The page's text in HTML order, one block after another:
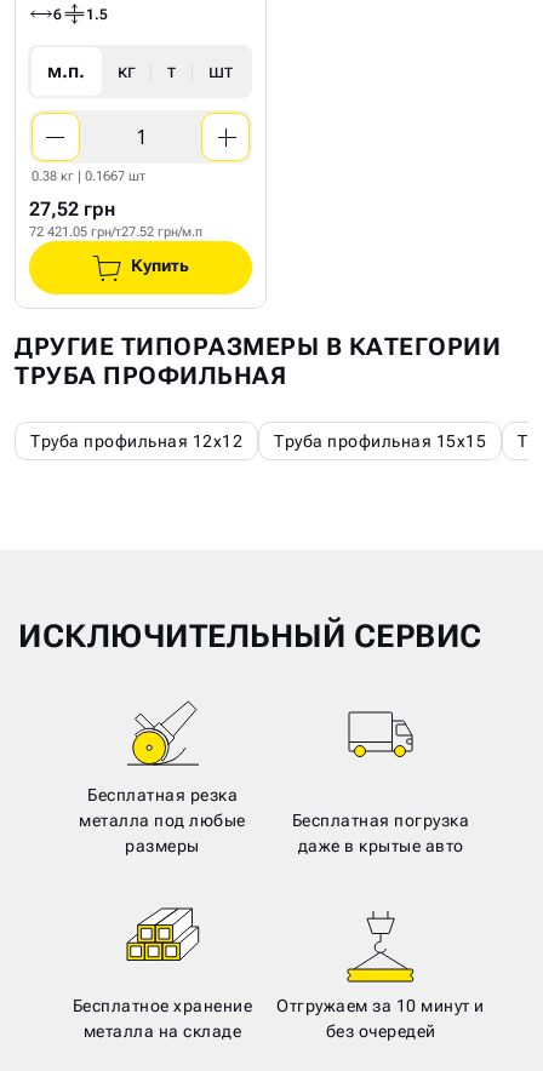
6 1.5
м.п. кг т шт
0.38 кг | 0.1667 шт
27,52 грн
72 421.05 грн/т27.52 грн/м.п
Купить
ДРУГИЕ ТИПОРАЗМЕРЫ В КАТЕГОРИИ
ТРУБА ПРОФИЛЬНАЯ
Труба профильная 12х12 Труба профильная 15х15
ИСКЛЮЧИТЕЛЬНЫЙ СЕРВИС
Бесплатная резка
металла под любые
размеры
Бесплатная погрузка
даже в крытые авто
Бесплатное хранение
металла на складе
Отгружаем за 10 минут и
без очередей